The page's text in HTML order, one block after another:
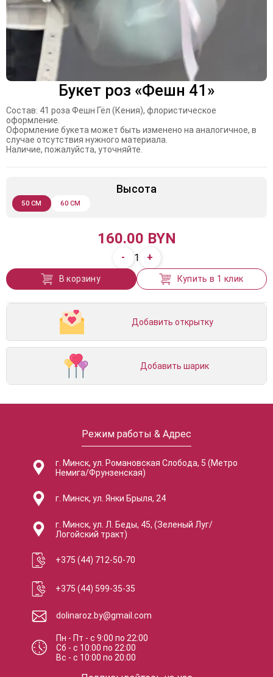
Букет роз «Фешн 41»
Состав: 41 роза Фешн Гёл (Кения), флористическое
оформление.
Оформление букета может быть изменено на аналогичное, в
случае отсутствия нужного материала.
Наличие, пожалуйста, уточняйте.
Высота
50 СМ 60 СМ
160.00 BYN
- 1 +
В корзину Купить в 1 клик
Добавить открытку
Добавить шарик
Режим работы & Адрес
г. Минск, ул. Романовская Слобода, 5 (Метро
Немига/Фрунзенская)
г. Минск, ул. Янки Брыля, 24
г. Минск, ул. Л. Беды, 45, (Зеленый Луг/
Логойский тракт)
+375 (44) 712-50-70
+375 (44) 599-35-35
dolinaroz.by@gmail.com
Пн - Пт -с 9:00по 22:00
Сб -с 10:00по 22:00
Вс -с 10:00по 20:00